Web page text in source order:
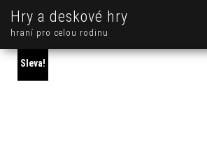
Hry a deskové hry
hraní pro celou rodinu
Sleva!